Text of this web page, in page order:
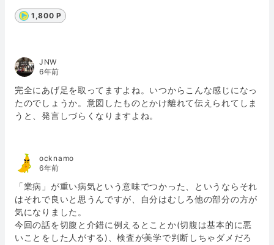
1,800 P
JNW
6年前
完全にあげ足を取ってますよね。いつからこんな感じになっ
たのでしょうか。意図したものとかけ離れて伝えられてしま
うと、発言しづらくなりますよね。
ocknamo
6年前
「業病」が重い病気という意味でつかった、というならそれ
はそれで良いと思うんですが、自分はむしろ他の部分の方が
気になりました。
今回の話を切腹と介錯に例えるとことか(切腹は基本的に悪
いことをした人がする)、検査が美学で判断しちゃダメだろ